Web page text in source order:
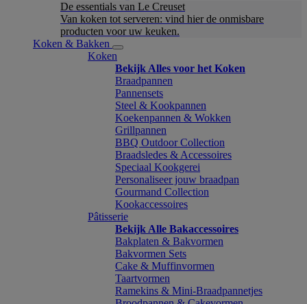
De essentials van Le Creuset
Van koken tot serveren: vind hier de onmisbare
producten voor uw keuken.
Koken & Bakken
Koken
Bekijk Alles voor het Koken
Braadpannen
Pannensets
Steel & Kookpannen
Koekenpannen & Wokken
Grillpannen
BBQ Outdoor Collection
Braadsledes & Accessoires
Speciaal Kookgerei
Personaliseer jouw braadpan
Gourmand Collection
Kookaccessoires
Pâtisserie
Bekijk Alle Bakaccessoires
Bakplaten & Bakvormen
Bakvormen Sets
Cake & Muffinvormen
Taartvormen
Ramekins & Mini-Braadpannetjes